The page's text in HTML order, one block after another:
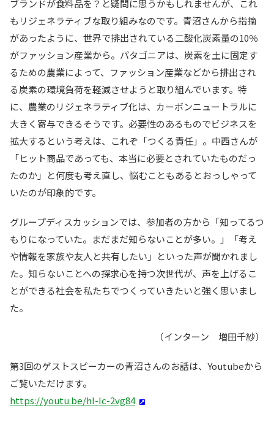
ブランドが食料品を？と疑問に思うかもしれませんが、これ
もリジェネラティブな取り組みなのです。青沼さんから指摘
があったように、世界で排出されている二酸化炭素量の10％
がファッション産業から。パタゴニアは、炭素を土に固定す
るための農業によって、ファッション産業などから排出され
る炭素の環境負荷を軽減させようと取り組んでいます。特
に、農業のリジェネラティブ化は、カーボンニュートラルに
大きく寄与できるそうです。必要性のあるものでビジネスを
拡大するという考えは、これぞ「つくる責任」。中西さんが
「ヒット商品であっても、本当に必要とされていたものだっ
たのか」と何度も考え直し、悩むこともあるとおっしゃって
いたのが印象的です。
グループディスカッションでは、参加者の方から「知ってるつ
もりになっていた。まだまだ知らないことが多い。」「考え
や情報を家族や友人と共有したい」といった声が聞かれまし
た。知らないことへの探求心を持つ次世代が、声を上げるこ
とができる社会を私たちでつくっていきたいと強く思いまし
た。
（インターン 増田千紗）
第3回のゲストスピーカーの青沼さんのお話は、Youtubeから
ご覧いただけます。
https://youtu.be/hI-Ic-2vg84